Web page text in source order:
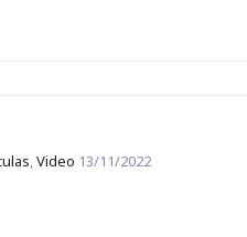
Video 13/11/2022